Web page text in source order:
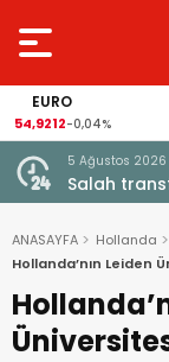
-0,04%
5 Ağustos 2026
Salah
büyük
ANASAYFA
Hollanda
Hollanda’nın Leiden
gençliği karar